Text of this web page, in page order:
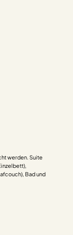
werden. Suite
Bad und